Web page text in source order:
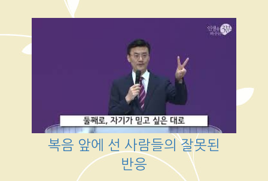
복음 앞에 선 사람들의 잘못된
반응